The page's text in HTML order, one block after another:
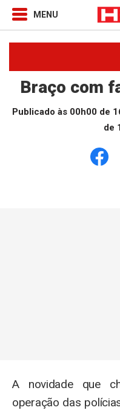
Braço com
Publicado às 00h00 de
de
A novidade que
operação das